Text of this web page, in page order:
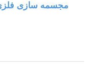
مجسمه سازی